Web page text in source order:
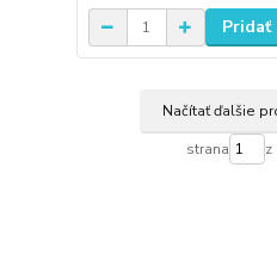
Pridať
Načítať ďalšie
strana z